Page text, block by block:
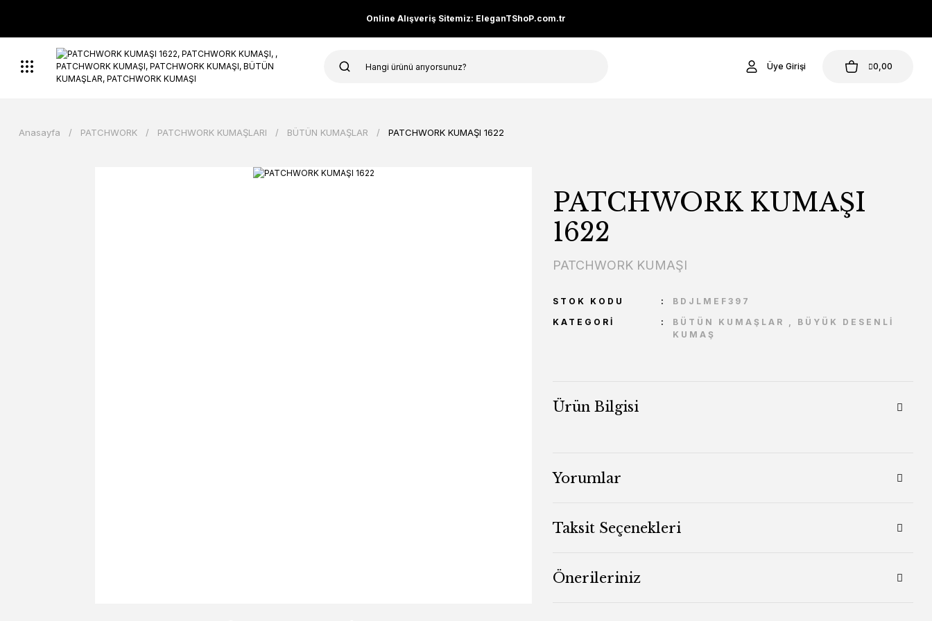
Online Alışveriş Sitemiz: EleganTShoP.com.tr
Üye Girişi 0,00
Anasayfa PATCHWORK PATCHWORK KUMAŞLARI BÜTÜN KUMAŞLAR PATCHWORK KUMAŞI 1622
PATCHWORK KUMAŞI
1622
PATCHWORK KUMAŞI
STOK KODU
BDJLMEF397
KATEGORI
BÜTÜN KUMAŞLAR , BÜYÜK DESENLİ
KUMAŞ
Ürün Bilgisi
Yorumlar
Taksit Seçenekleri
Önerileriniz